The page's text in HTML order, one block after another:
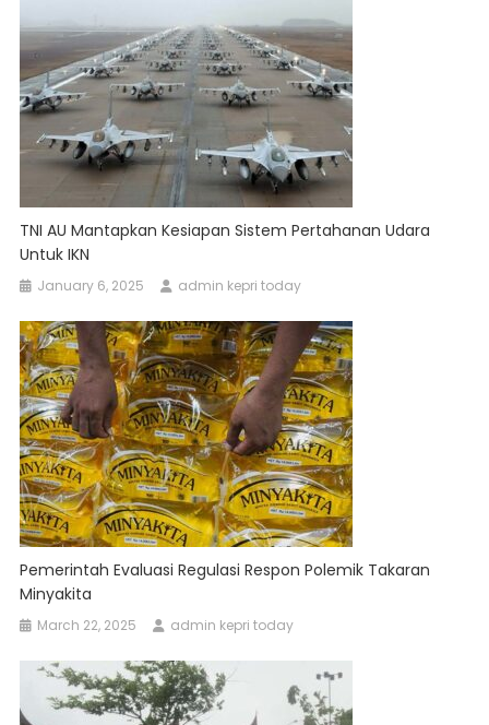
TNI AU Mantapkan Kesiapan Sistem Pertahanan Udara
Untuk IKN
January 6, 2025 admin kepri today
Pemerintah Evaluasi Regulasi Respon Polemik Takaran
Minyakita
March 22, 2025 admin kepri today